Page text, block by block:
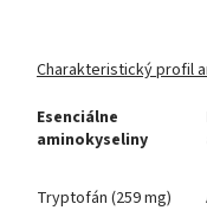
Charakteristický profil
Esenciálne
aminokyseliny
Tryptofán (259 mg)